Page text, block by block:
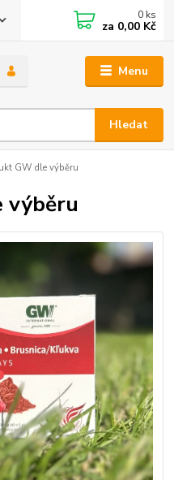
Menu
Hledat
0 ks
za 0,00 Kč
GW dle výběru
výběru